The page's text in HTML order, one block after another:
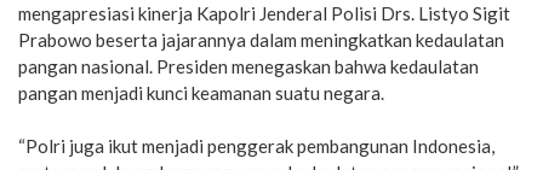
mengapresiasi kinerja Kapolri Jenderal Polisi Drs. Listyo Sigit
Prabowo beserta jajarannya dalam meningkatkan kedaulatan
pangan nasional. Presiden menegaskan bahwa kedaulatan
pangan menjadi kunci keamanan suatu negara.
“Polri juga ikut menjadi penggerak pembangunan Indonesia,